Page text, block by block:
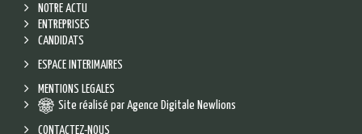
NOTRE ACTU
ENTREPRISES
CANDIDATS
ESPACE INTERIMAIRES
MENTIONS LEGALES
Site réalisé par Agence Digitale Newlions
CONTACTEZ-NOUS